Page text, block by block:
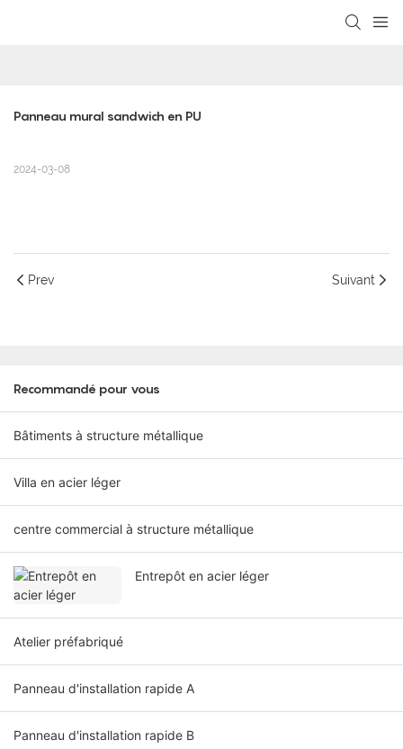
Panneau mural sandwich en PU
2024-03-08
Prev Suivant
Recommandé pour vous
Bâtiments à structure métallique
Villa en acier léger
centre commercial à structure métallique
Entrepôt en acier léger
Atelier préfabriqué
Panneau d'installation rapide A
Panneau d'installation rapide B